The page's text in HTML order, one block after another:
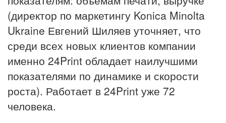
(директор по маркетингу Konica Minolta
Ukraine Евгений Шиляев уточняет, что
среди всех новых клиентов компании
именно 24Print обладает наилучшими
показателями по динамике и скорости
роста). Работает в 24Print уже 72
человека.